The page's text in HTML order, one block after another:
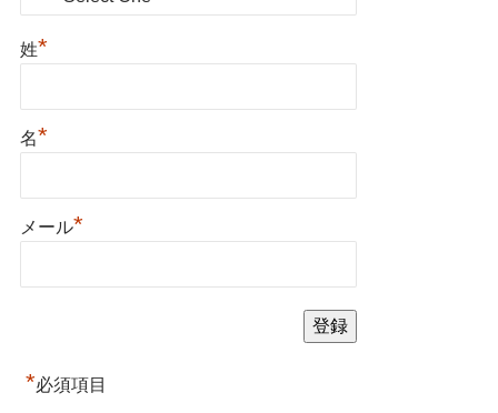
姓*
名*
メール*
*必須項目